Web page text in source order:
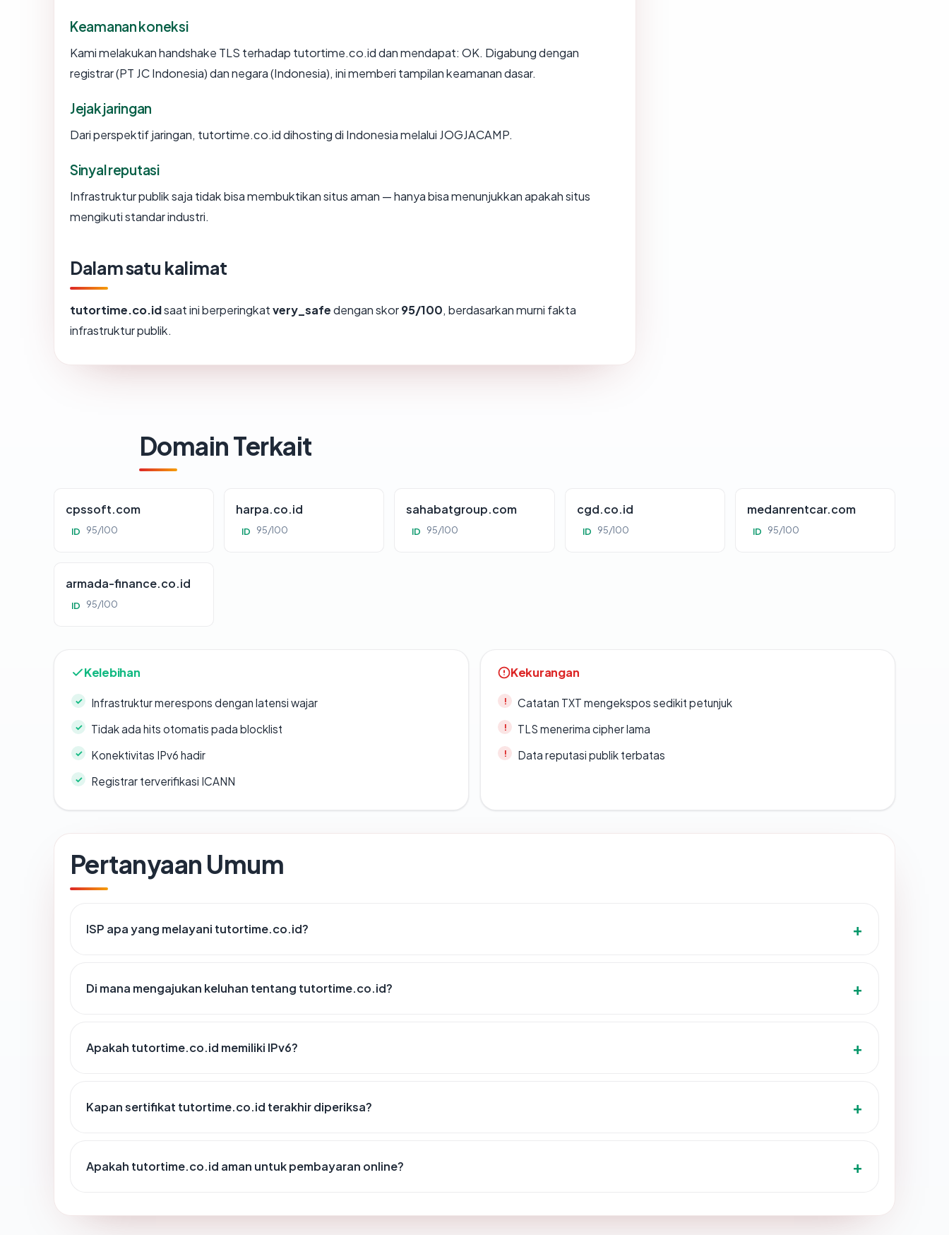
Keamanan koneksi
Kami melakukan handshake TLS terhadap tutortime.co.id dan mendapat: OK. Digabung dengan
registrar (PT JC Indonesia) dan negara (Indonesia), ini memberi tampilan keamanan dasar.
Jejak jaringan
Dari perspektif jaringan, tutortime.co.id dihosting di Indonesia melalui JOGJACAMP.
Sinyal reputasi
Infrastruktur publik saja tidak bisa membuktikan situs aman — hanya bisa menunjukkan apakah situs
mengikuti standar industri.
Dalam satu kalimat
tutortime.co.idsaat ini berperingkatvery_safedengan skor95/100, berdasarkan murni fakta
infrastruktur publik.
Domain Terkait
cpssoft.com
ID 95/100
harpa.co.id
ID 95/100
sahabatgroup.com
ID 95/100
cgd.co.id
ID 95/100
medanrentcar.com
ID 95/100
armada-finance.co.id
ID 95/100
Kelebihan
Infrastruktur merespons dengan latensi wajar
Tidak ada hits otomatis pada blocklist
Konektivitas IPv6 hadir
Registrar terverifikasi ICANN
Kekurangan
Catatan TXT mengekspos sedikit petunjuk
TLS menerima cipher lama
Data reputasi publik terbatas
Pertanyaan Umum
ISP apa yang melayani tutortime.co.id?
Di mana mengajukan keluhan tentang tutortime.co.id?
Apakah tutortime.co.id memiliki IPv6?
Kapan sertifikat tutortime.co.id terakhir diperiksa?
Apakah tutortime.co.id aman untuk pembayaran online?